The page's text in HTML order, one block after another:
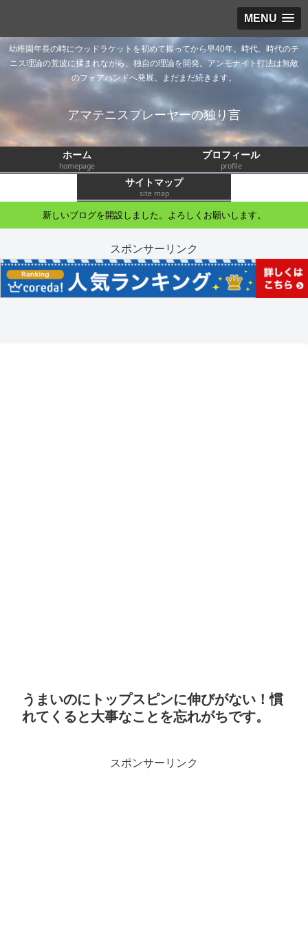
MENU
幼稚園年長の時にウッドラケットを初めて握ってから早40年。時代、時代のテ
ニス理論の荒波に揉まれながら、独自の理論を開発。アンモナイト打法は無敵
のフォアハンドへ発展。まだまだ続きます。
アマテニスプレーヤーの独り言
ホーム
homepage
プロフィール
profile
サイトマップ
site map
新しいブログを開設しました。よろしくお願いします。
スポンサーリンク
うまいのにトップスピンに伸びがない！慣
れてくると大事なことを忘れがちです。
スポンサーリンク